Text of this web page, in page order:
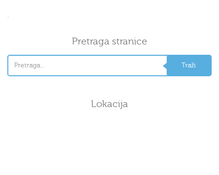
.
Pretraga stranice
Lokacija